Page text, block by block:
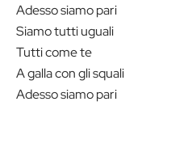
Adesso siamo pari
Siamo tutti uguali
Tutti come te
A galla con gli squali
Adesso siamo pari